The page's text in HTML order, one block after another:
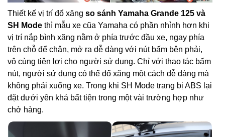
Thiết kế vị trí đổ xăng so sánh Yamaha Grande 125 và
SH Mode thì mẫu xe cũa Yamaha có phần nhỉnh hơn khi
vị trí nắp bình xăng nằm ở phía trước đầu xe, ngay phía
trên chỗ để chân, mở ra dễ dàng với nút bấm bên phải,
vô cùng tiện lợi cho người sử dụng. Chỉ với thao tác bấm
nút, người sử dụng có thể đổ xăng một cách dễ dàng mà
không phải xuống xe. Trong khi SH Mode trang bị ABS lại
đặt dưới yên khá bất tiện trong một vài trường hợp như
chở hàng.